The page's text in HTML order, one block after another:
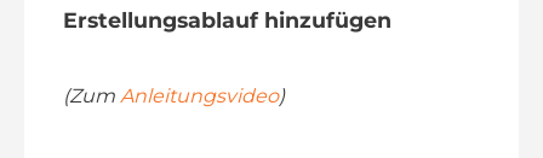
Erstellungsablauf hinzufügen
(Zum Anleitungsvideo)